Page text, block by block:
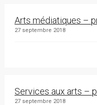
Arts médiatiques –
27 septembre 2018
Services aux arts –
27 septembre 2018